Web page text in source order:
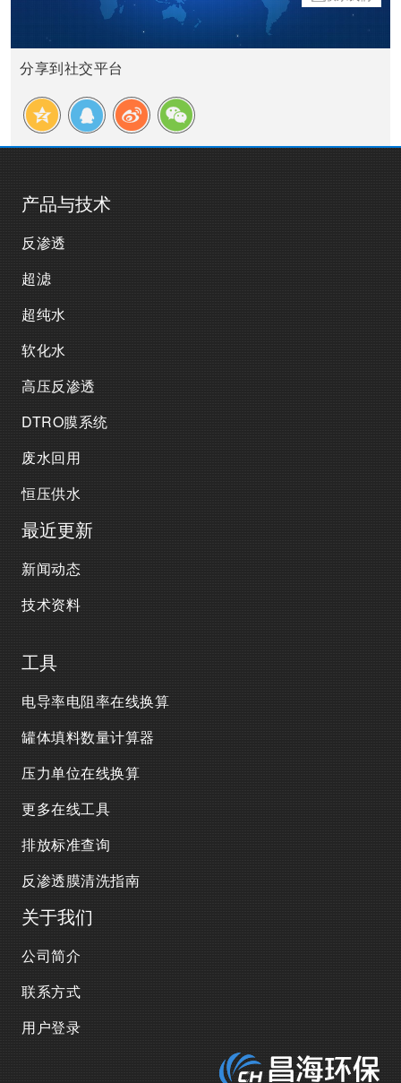
分享到社交平台
产品与技术
反渗透
超滤
超纯水
软化水
高压反渗透
DTRO膜系统
废水回用
恒压供水
最近更新
新闻动态
技术资料
工具
电导率电阻率在线换算
罐体填料数量计算器
压力单位在线换算
更多在线工具
排放标准查询
反渗透膜清洗指南
关于我们
公司简介
联系方式
用户登录